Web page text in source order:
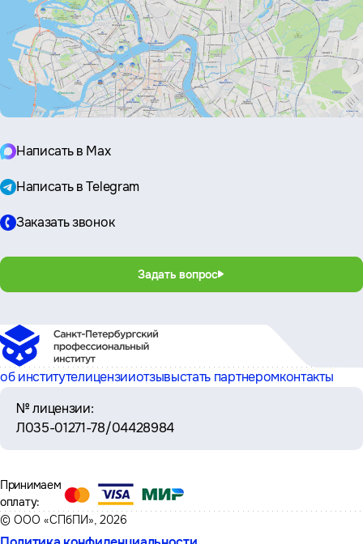
Написать в Max
Написать в Telegram
Заказать звонок
Задать вопрос
об институтелицензииотзывыстать партнеромконтакты
№ лицензии:
Л035-01271-78/04428984
© ООО «СПбПИ», 2026
Принимаем
оплату: